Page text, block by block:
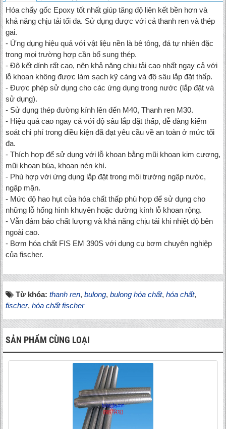
Hóa chấy gốc Epoxy tốt nhất giúp tăng độ liên kết bền hơn và
khả năng chịu tải tối đa. Sử dụng được với cả thanh ren và thép
gai.
- Ứng dụng hiệu quả với vật liệu nền là bê tông, đá tự nhiên đặc
trong mọi trường hợp cần bổ sung thép.
- Độ kết dính rất cao, nên khả năng chịu tải cao nhất ngay cả với
lỗ khoan không được làm sạch kỹ càng và độ sâu lắp đặt thấp.
- Được phép sử dụng cho các ứng dụng trong nước (lắp đặt và
sử dụng).
- Sử dụng thép đường kính lên đến M40, Thanh ren M30.
- Hiệu quả cao ngay cả với độ sâu lắp đặt thấp, dễ dàng kiểm
soát chi phí trong điều kiện đã đạt yêu cầu về an toàn ở mức tối
đa.
- Thích hợp để sử dụng với lỗ khoan bằng mũi khoan kim cương,
mũi khoan búa, khoan nén khí.
- Phù hợp với ứng dụng lắp đặt trong môi trường ngập nước,
ngập mặn.
- Mức độ hao hụt của hóa chất thấp phù hợp để sử dụng cho
những lỗ hổng hình khuyên hoặc đường kính lỗ khoan rộng.
- Vẫn đảm bảo chất lượng và khả năng chịu tải khi nhiệt độ bên
ngoài cao.
- Bơm hóa chất FIS EM 390S với dụng cụ bơm chuyên nghiệp
của fischer.
Từ khóa: thanh ren, bulong, bulong hóa chất, hóa chất,
fischer, hóa chất fischer
SẢN PHẨM CÙNG LOẠI